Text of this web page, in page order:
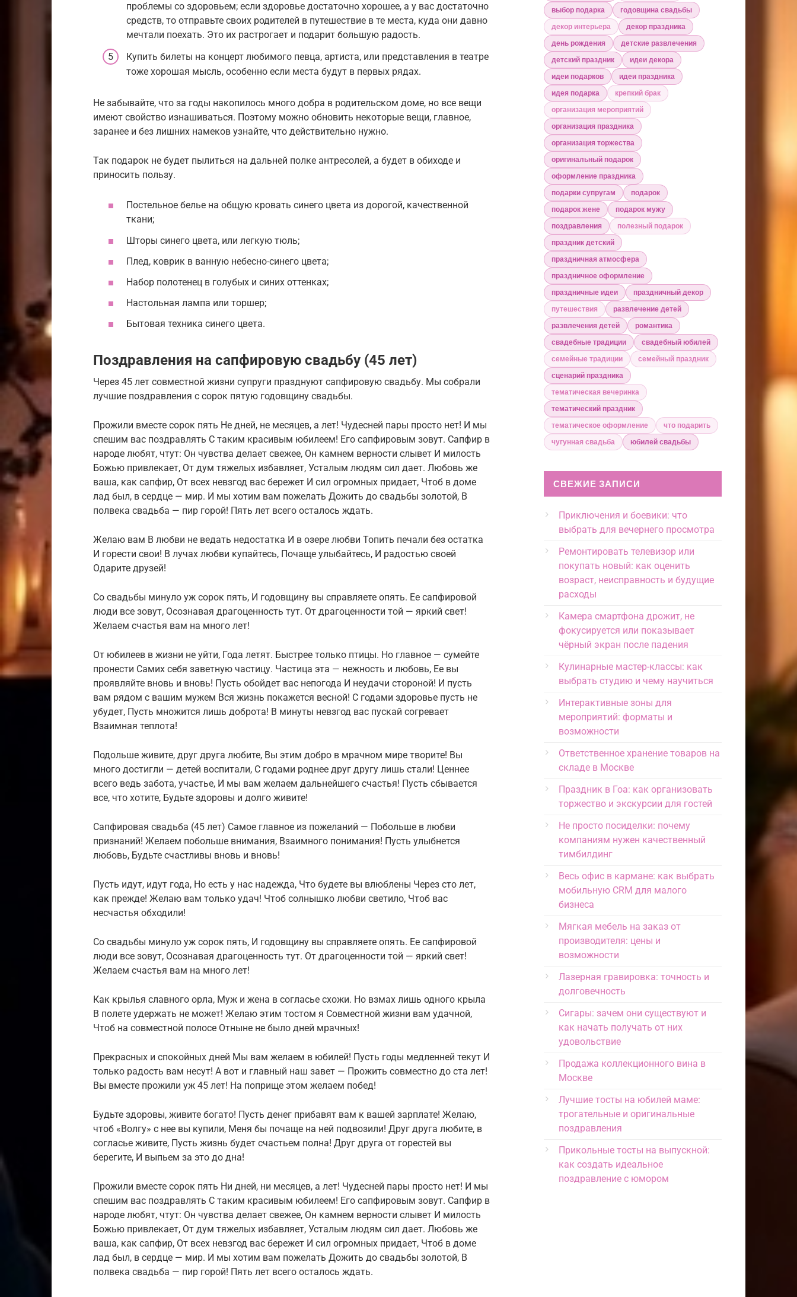
проблемы со здоровьем; если здоровье достаточно хорошее, а у вас достаточно
средств, то отправьте своих родителей в путешествие в те места, куда они давно
мечтали поехать. Это их растрогает и подарит большую радость.
Купить билеты на концерт любимого певца, артиста, или представления в театре
тоже хорошая мысль, особенно если места будут в первых рядах.
Не забывайте, что за годы накопилось много добра в родительском доме, но все вещи
имеют свойство изнашиваться. Поэтому можно обновить некоторые вещи, главное,
заранее и без лишних намеков узнайте, что действительно нужно.
Так подарок не будет пылиться на дальней полке антресолей, а будет в обиходе и
приносить пользу.
Постельное белье на общую кровать синего цвета из дорогой, качественной
ткани;
Шторы синего цвета, или легкую тюль;
Плед, коврик в ванную небесно-синего цвета;
Набор полотенец в голубых и синих оттенках;
Настольная лампа или торшер;
Бытовая техника синего цвета.
Поздравления на сапфировую свадьбу (45 лет)
Через 45 лет совместной жизни супруги празднуют сапфировую свадьбу. Мы собрали
лучшие поздравления с сорок пятую годовщину свадьбы.
Прожили вместе сорок пять Не дней, не месяцев, а лет! Чудесней пары просто нет! И мы
спешим вас поздравлять С таким красивым юбилеем! Его сапфировым зовут. Сапфир в
народе любят, чтут: Он чувства делает свежее, Он камнем верности слывет И милость
Божью привлекает, От дум тяжелых избавляет, Усталым людям сил дает. Любовь же
ваша, как сапфир, От всех невзгод вас бережет И сил огромных придает, Чтоб в доме
лад был, в сердце — мир. И мы хотим вам пожелать Дожить до свадьбы золотой, В
полвека свадьба — пир горой! Пять лет всего осталось ждать.
Желаю вам В любви не ведать недостатка И в озере любви Топить печали без остатка
И горести свои! В лучах любви купайтесь, Почаще улыбайтесь, И радостью своей
Одарите друзей!
Со свадьбы минуло уж сорок пять, И годовщину вы справляете опять. Ее сапфировой
люди все зовут, Осознавая драгоценность тут. От драгоценности той — яркий свет!
Желаем счастья вам на много лет!
От юбилеев в жизни не уйти, Года летят. Быстрее только птицы. Но главное — сумейте
пронести Самих себя заветную частицу. Частица эта — нежность и любовь, Ее вы
проявляйте вновь и вновь! Пусть обойдет вас непогода И неудачи стороной! И пусть
вам рядом с вашим мужем Вся жизнь покажется весной! С годами здоровье пусть не
убудет, Пусть множится лишь доброта! В минуты невзгод вас пускай согревает
Взаимная теплота!
Подольше живите, друг друга любите, Вы этим добро в мрачном мире творите! Вы
много достигли — детей воспитали, С годами роднее друг другу лишь стали! Ценнее
всего ведь забота, участье, И мы вам желаем дальнейшего счастья! Пусть сбывается
все, что хотите, Будьте здоровы и долго живите!
Сапфировая свадьба (45 лет) Самое главное из пожеланий — Побольше в любви
признаний! Желаем побольше внимания, Взаимного понимания! Пусть улыбнется
любовь, Будьте счастливы вновь и вновь!
Пусть идут, идут года, Но есть у нас надежда, Что будете вы влюблены Через сто лет,
как прежде! Желаю вам только удач! Чтоб солнышко любви светило, Чтоб вас
несчастья обходили!
Со свадьбы минуло уж сорок пять, И годовщину вы справляете опять. Ее сапфировой
люди все зовут, Осознавая драгоценность тут. От драгоценности той — яркий свет!
Желаем счастья вам на много лет!
Как крылья славного орла, Муж и жена в согласье схожи. Но взмах лишь одного крыла
В полете удержать не может! Желаю этим тостом я Совместной жизни вам удачной,
Чтоб на совместной полосе Отныне не было дней мрачных!
Прекрасных и спокойных дней Мы вам желаем в юбилей! Пусть годы медленней текут И
только радость вам несут! А вот и главный наш завет — Прожить совместно до ста лет!
Вы вместе прожили уж 45 лет! На поприще этом желаем побед!
Будьте здоровы, живите богато! Пусть денег прибавят вам к вашей зарплате! Желаю,
чтоб «Волгу» с нее вы купили, Меня бы почаще на ней подвозили! Друг друга любите, в
согласье живите, Пусть жизнь будет счастьем полна! Друг друга от горестей вы
берегите, И выпьем за это до дна!
Прожили вместе сорок пять Ни дней, ни месяцев, а лет! Чудесней пары просто нет! И мы
спешим вас поздравлять С таким красивым юбилеем! Его сапфировым зовут. Сапфир в
народе любят, чтут: Он чувства делает свежее, Он камнем верности слывет И милость
Божью привлекает, От дум тяжелых избавляет, Усталым людям сил дает. Любовь же
ваша, как сапфир, От всех невзгод вас бережет И сил огромных придает, Чтоб в доме
лад был, в сердце — мир. И мы хотим вам пожелать Дожить до свадьбы золотой, В
полвека свадьба — пир горой! Пять лет всего осталось ждать.
выбор подарка
годовщина свадьбы
декор интерьера
декор праздника
день рождения
детские развлечения
детский праздник
идеи декора
идеи подарков
идеи праздника
идея подарка
крепкий брак
организация мероприятий
организация праздника
организация торжества
оригинальный подарок
оформление праздника
подарки супругам
подарок
подарок жене
подарок мужу
поздравления
полезный подарок
праздник детский
праздничная атмосфера
праздничное оформление
праздничные идеи
праздничный декор
путешествия
развлечение детей
развлечения детей
романтика
свадебные традиции
свадебный юбилей
семейные традиции
семейный праздник
сценарий праздника
тематическая вечеринка
тематический праздник
тематическое оформление
что подарить
чугунная свадьба
юбилей свадьбы
СВЕЖИЕ ЗАПИСИ
Приключения и боевики: что
выбрать для вечернего просмотра
Ремонтировать телевизор или
покупать новый: как оценить
возраст, неисправность и будущие
расходы
Камера смартфона дрожит, не
фокусируется или показывает
чёрный экран после падения
Кулинарные мастер-классы: как
выбрать студию и чему научиться
Интерактивные зоны для
мероприятий: форматы и
возможности
Ответственное хранение товаров на
складе в Москве
Праздник в Гоа: как организовать
торжество и экскурсии для гостей
Не просто посиделки: почему
компаниям нужен качественный
тимбилдинг
Весь офис в кармане: как выбрать
мобильную CRM для малого
бизнеса
Мягкая мебель на заказ от
производителя: цены и
возможности
Лазерная гравировка: точность и
долговечность
Сигары: зачем они существуют и
как начать получать от них
удовольствие
Продажа коллекционного вина в
Москве
Лучшие тосты на юбилей маме:
трогательные и оригинальные
поздравления
Прикольные тосты на выпускной:
как создать идеальное
поздравление с юмором